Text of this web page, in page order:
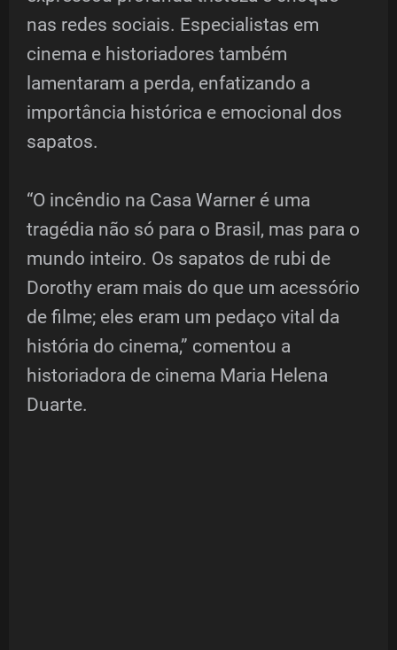
nas redes sociais. Especialistas em
cinema e historiadores também
lamentaram a perda, enfatizando a
importância histórica e emocional dos
sapatos.
“O incêndio na Casa Warner é uma
tragédia não só para o Brasil, mas para o
mundo inteiro. Os sapatos de rubi de
Dorothy eram mais do que um acessório
de filme; eles eram um pedaço vital da
história do cinema,” comentou a
historiadora de cinema Maria Helena
Duarte.